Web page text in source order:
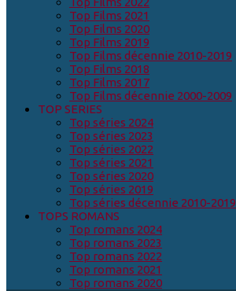
Top Films 2021
Top Films 2020
Top Films 2019
Top Films décennie 2010-2019
Top Films 2018
Top Films 2017
Top Films décennie 2000-2009
TOP SERIES
Top séries 2024
Top séries 2023
Top séries 2022
Top séries 2021
Top séries 2020
Top séries 2019
Top séries décennie 2010-2019
TOPS ROMANS
Top romans 2024
Top romans 2023
Top romans 2022
Top romans 2021
Top romans 2020